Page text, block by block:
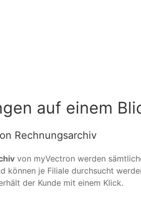
auf einem
Rechnungsarchiv
von myVectron werden
können je Filiale durchsucht
der Kunde mit einem Klick.